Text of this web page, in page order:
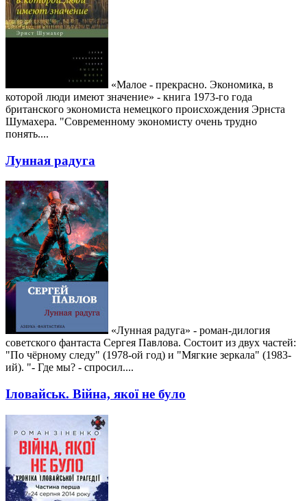
«Малое - прекрасно. Экономика, в
которой люди имеют значение» - книга 1973-го года
британского экономиста немецкого происхождения Эрнста
Шумахера. "Современному экономисту очень трудно
понять....
Лунная радуга
«Лунная радуга» - роман-дилогия
советского фантаста Сергея Павлова. Состоит из двух частей:
"По чёрному следу" (1978-ой год) и "Мягкие зеркала" (1983-
ий). "- Где мы? - спросил....
Іловайськ. Війна, якої не було